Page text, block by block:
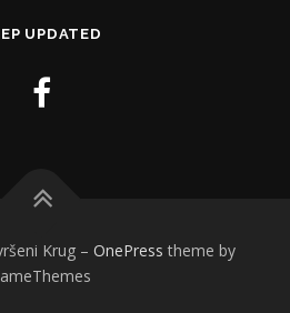
UPDATED
Krug – OnePress theme by